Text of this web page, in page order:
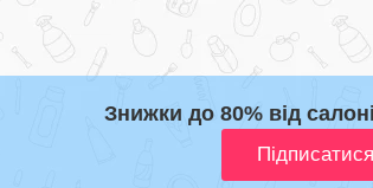
Знижки до 80% від